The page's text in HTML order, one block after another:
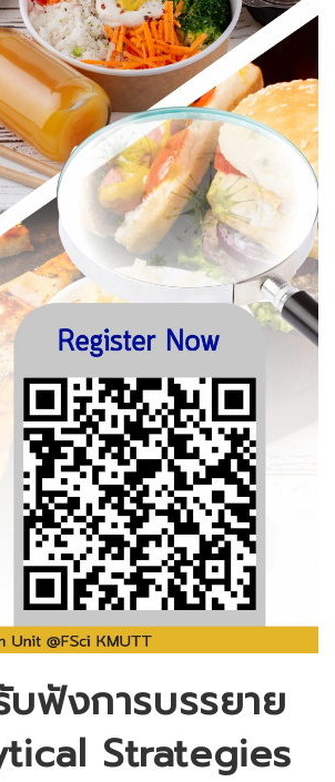
ฟังการบรรยาย
Strategies